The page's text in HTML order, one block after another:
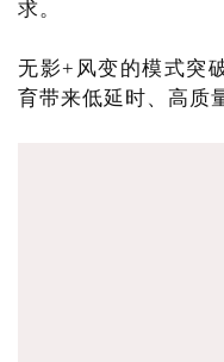
求。
无影+风变的模式突
育带来低延时、高质